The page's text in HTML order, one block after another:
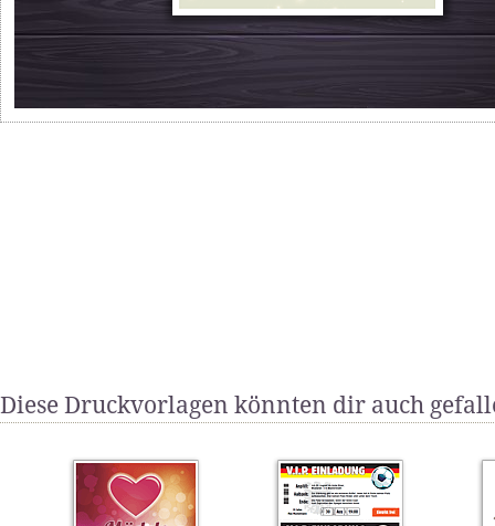
Diese Druckvorlagen könnten dir auch